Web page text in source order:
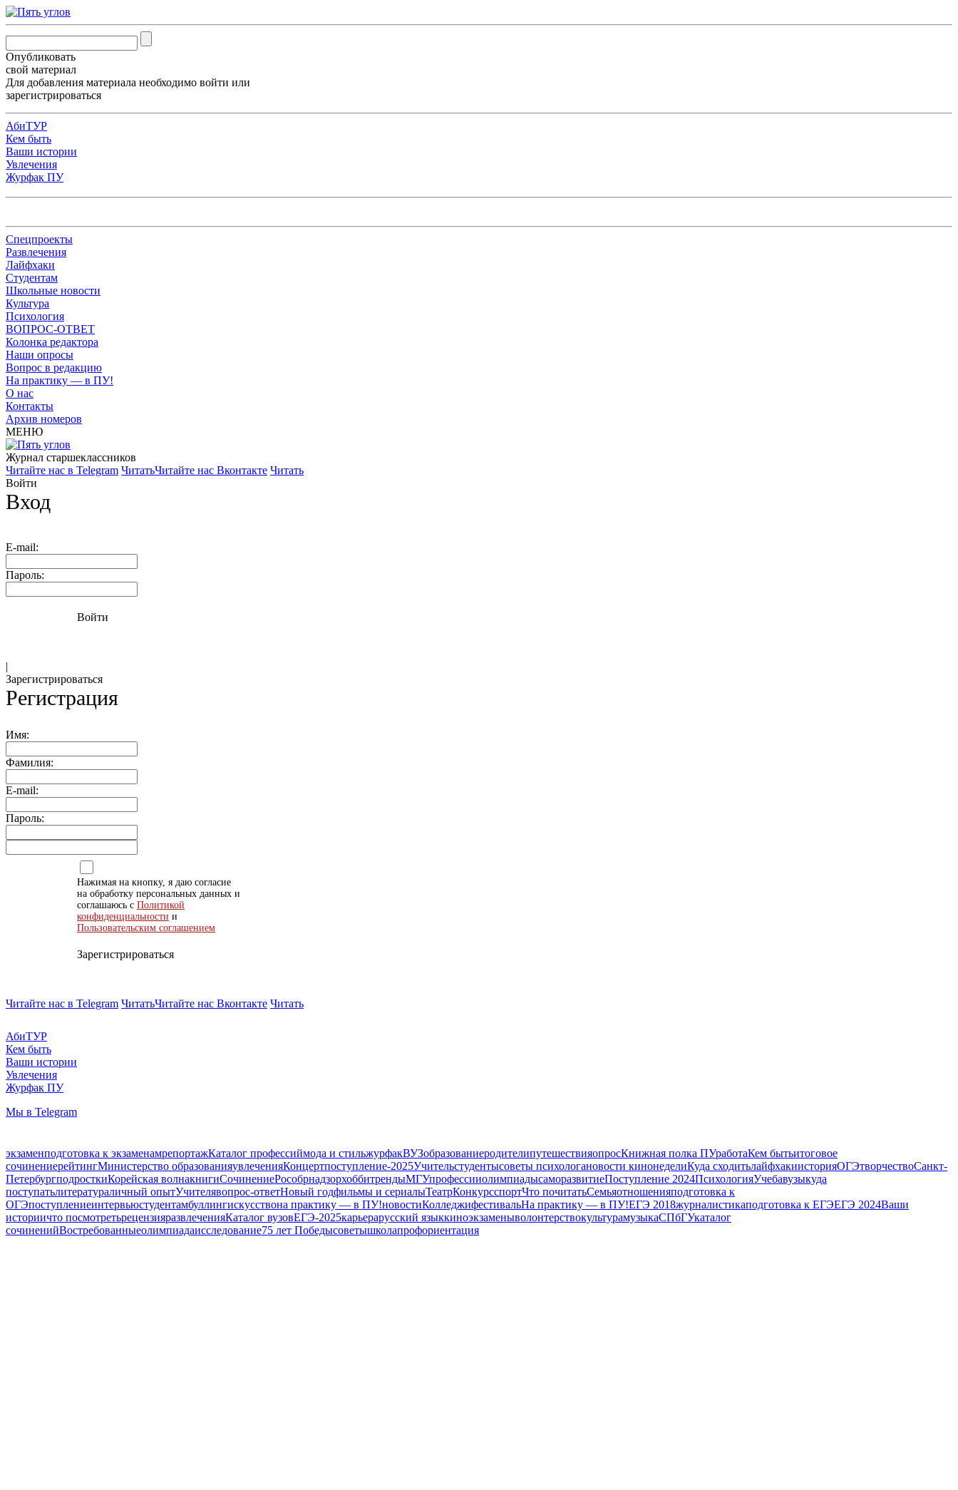
Опубликовать
свой материал
Для добавления материала необходимо войти или
зарегистрироваться
АбиТУР
Кем быть
Ваши истории
Увлечения
Журфак ПУ
Спецпроекты
Развлечения
Лайфхаки
Студентам
Школьные новости
Культура
Психология
ВОПРОС-ОТВЕТ
Колонка редактора
Наши опросы
Вопрос в редакцию
На практику — в ПУ!
О нас
Контакты
Архив номеров
МЕНЮ
Журнал старшекласcников
Читайте нас в Telegram ЧитатьЧитайте нас Вконтакте Читать
Войти
Вход
E-mail:
Пароль:
Войти
|
Зарегистрироваться
Регистрация
Имя:
Фамилия:
E-mail:
Пароль:
Нажимая на кнопку, я даю согласие
на обработку персональных данных и
соглашаюсь с Политикой
конфиденциальности и
Пользовательским соглашением
Зарегистрироваться
Читайте нас в Telegram ЧитатьЧитайте нас Вконтакте Читать
АбиТУР
Кем быть
Ваши истории
Увлечения
Журфак ПУ
Мы в Telegram
экзаменподготовка к экзаменамрепортажКаталог профессиймода и стильжурфакВУЗобразованиеродителипутешествияопросКнижная полка ПУработаКем бытьитоговое
сочинениерейтингМинистерство образованияувлеченияКонцертпоступление-2025Учительстудентысоветы психологановости кинонеделиКуда сходитьлайфхакиисторияОГЭтворчествоСанкт-
ПетербургподросткиКорейская волнакнигиСочинениеРособрнадзорхоббитрендыМГУпрофессииолимпиадысаморазвитиеПоступление 2024ПсихологияУчебавузыкуда
поступатьлитератураличный опытУчителявопрос-ответНовый годфильмы и сериалыТеатрКонкурсспортЧто почитатьСемьяотношенияподготовка к
ОГЭпоступлениеинтервьюстудентамбуллингискусствона практику — в ПУ!новостиКолледжифестивальНа практику — в ПУ!ЕГЭ 2018журналистикаподготовка к ЕГЭЕГЭ 2024Ваши
историичто посмотретьрецензияразвлеченияКаталог вузовЕГЭ-2025карьерарусский языккиноэкзаменыволонтерствокультурамузыкаСПбГУкаталог
сочиненийВостребованныеолимпиадаисследование75 лет Победысоветышколапрофориентация